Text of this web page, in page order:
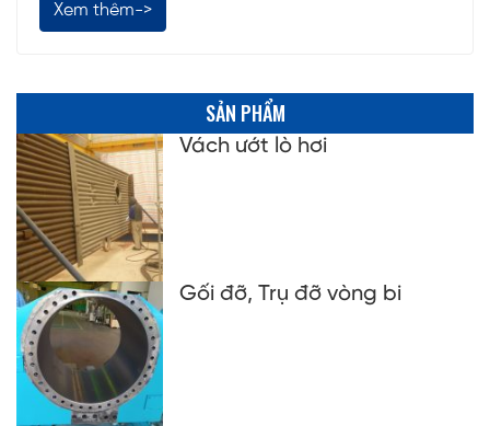
Xem thêm->
SẢN PHẨM
Vách ướt lò hơi
Gối đỡ, Trụ đỡ vòng bi